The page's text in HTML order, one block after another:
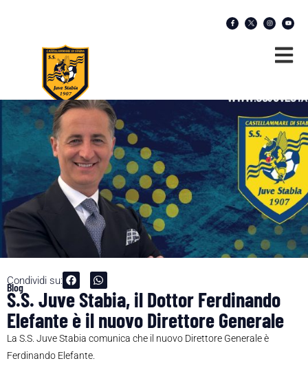
Condividi su:
Blog
S.S. Juve Stabia, il Dottor Ferdinando
Elefante è il nuovo Direttore Generale
La S.S. Juve Stabia comunica che il nuovo Direttore Generale è
Ferdinando Elefante.